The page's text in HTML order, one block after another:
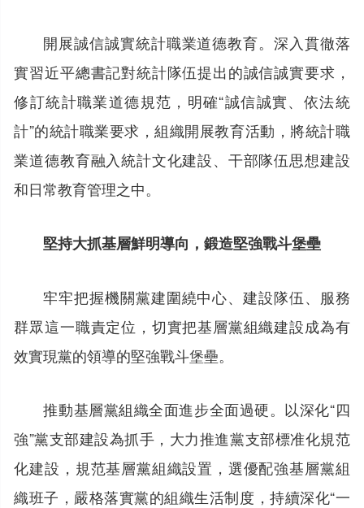
開展誠信誠實統計職業道德教育。深入貫徹落
實習近平總書記對統計隊伍提出的誠信誠實要求，
修訂統計職業道德規范，明確“誠信誠實、依法統
計”的統計職業要求，組織開展教育活動，將統計職
業道德教育融入統計文化建設、干部隊伍思想建設
和日常教育管理之中。
堅持大抓基層鮮明導向，鍛造堅強戰斗堡壘
牢牢把握機關黨建圍繞中心、建設隊伍、服務
群眾這一職責定位，切實把基層黨組織建設成為有
效實現黨的領導的堅強戰斗堡壘。
推動基層黨組織全面進步全面過硬。以深化“四
強”黨支部建設為抓手，大力推進黨支部標准化規范
化建設，規范基層黨組織設置，選優配強基層黨組
織班子，嚴格落實黨的組織生活制度，持續深化“一